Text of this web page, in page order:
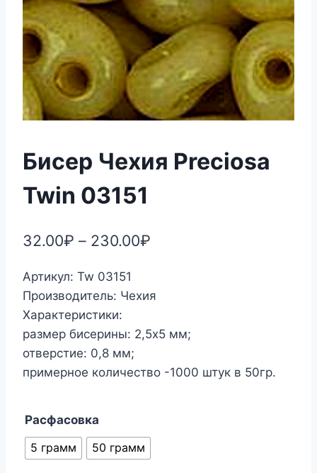
Бисер Чехия Preciosa
Twin 03151
32.00₽ – 230.00₽
Артикул: Tw 03151
Производитель: Чехия
Характеристики:
размер бисерины: 2,5х5 мм;
отверстие: 0,8 мм;
примерное количество -1000 штук в 50гр.
Расфасовка
5 грамм
50 грамм